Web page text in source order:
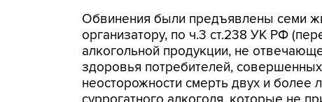
Обвинения были предъявлены семи
организатору, по ч.3 ст.238 УК РФ
алкогольной продукции, не
здоровья потребителей,
неосторожности смерть двух и